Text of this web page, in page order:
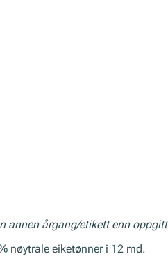
annen årgang/etikett enn oppgitt
nøytrale eiketønner i 12 md.